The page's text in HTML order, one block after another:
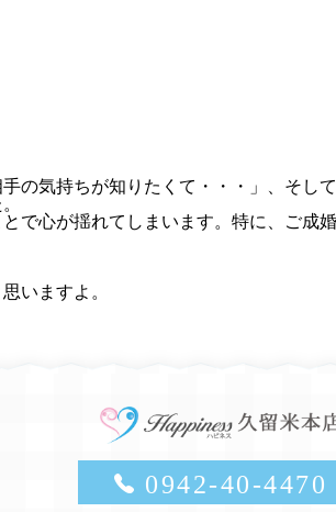
の気持ちが知りたくて・・・」、そ
で心が揺れてしまいます。特に、ご
いますよ。
0942-40-4470